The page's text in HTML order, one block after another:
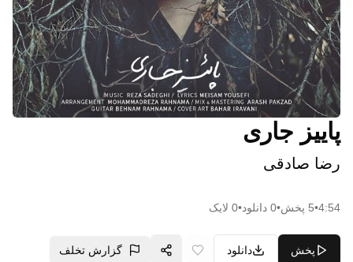
پاییز جاری
رضا صادقی
4:54
•
5 پخش•
0 دانلود•
0 لایک
پخش دانلود گزارش تخلف